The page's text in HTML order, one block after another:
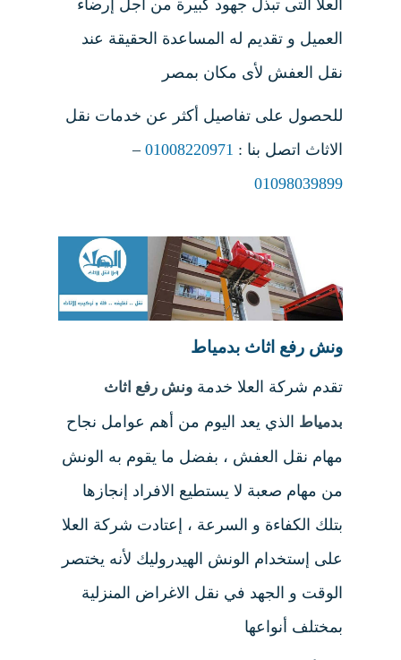
العلا التى تبذل جهود كبيرة من أجل إرضاء
العميل و تقديم له المساعدة الحقيقة عند
نقل العفش لأى مكان بمصر
للحصول على تفاصيل أكثر عن خدمات نقل
الاثاث اتصل بنا : 01008220971
–
01098039899
ونش رفع اثاث بدمياط
تقدم شركة العلا خدمة ونش رفع اثاث
بدمياط الذي يعد اليوم من أهم عوامل نجاح
مهام نقل العفش ، بفضل ما يقوم به الونش
من مهام صعبة لا يستطيع الافراد إنجازها
بتلك الكفاءة و السرعة ، إعتادت شركة العلا
على إستخدام الونش الهيدروليك لأنه يختصر
الوقت و الجهد في نقل الاغراض المنزلية
بمختلف أنواعها